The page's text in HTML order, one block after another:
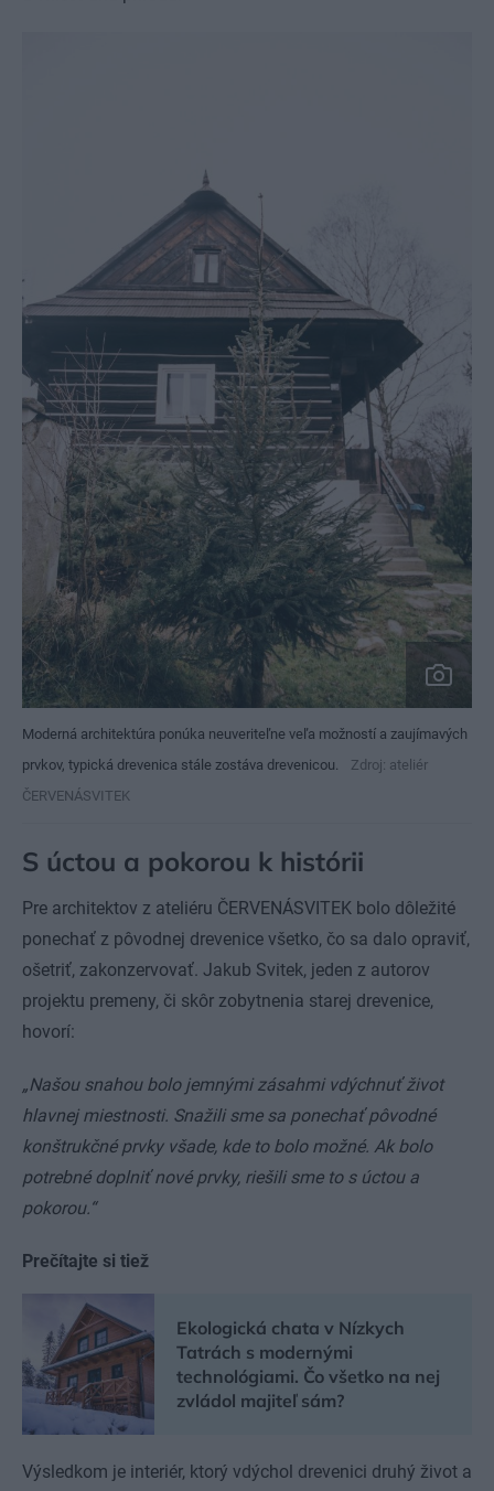
Moderná architektúra ponúka neuveriteľne veľa možností a zaujímavých
prvkov, typická drevenica stále zostáva drevenicou.
Zdroj: ateliér
ČERVENÁSVITEK
S úctou a pokorou k histórii
Pre architektov z ateliéru ČERVENÁSVITEK bolo dôležité
ponechať z pôvodnej drevenice všetko, čo sa dalo opraviť,
ošetriť, zakonzervovať. Jakub Svitek, jeden z autorov
projektu premeny, či skôr zobytnenia starej drevenice,
hovorí:
„Našou snahou bolo jemnými zásahmi vdýchnuť život
hlavnej miestnosti. Snažili sme sa ponechať pôvodné
konštrukčné prvky všade, kde to bolo možné. Ak bolo
potrebné doplniť nové prvky, riešili sme to s úctou a
pokorou.“
Prečítajte si tiež
Ekologická chata v Nízkych
Tatrách s modernými
technológiami. Čo všetko na nej
zvládol majiteľ sám?
Výsledkom je interiér, ktorý vdýchol drevenici druhý život a